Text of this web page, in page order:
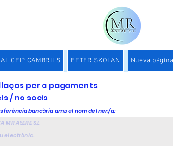
per a pagaments
/ no socis
bancària amb el nom del nen/a:
MR ASERE S.L
electrònic.
CEIP CAMBRILS EFTER SKOLAN Nueva página